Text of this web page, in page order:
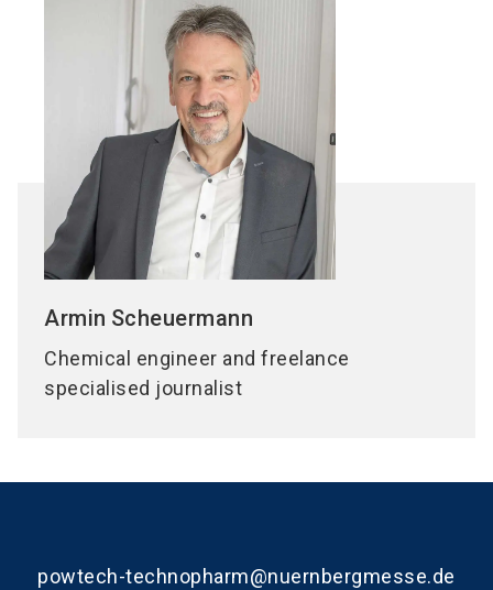
Armin Scheuermann
Chemical engineer and freelance
specialised journalist
powtech-technopharm@nuernbergmesse.de